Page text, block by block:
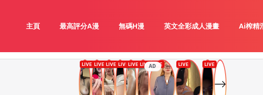
主頁 最高評分A漫 無碼H漫 英文全彩成人漫畫 Ai榨精
AD